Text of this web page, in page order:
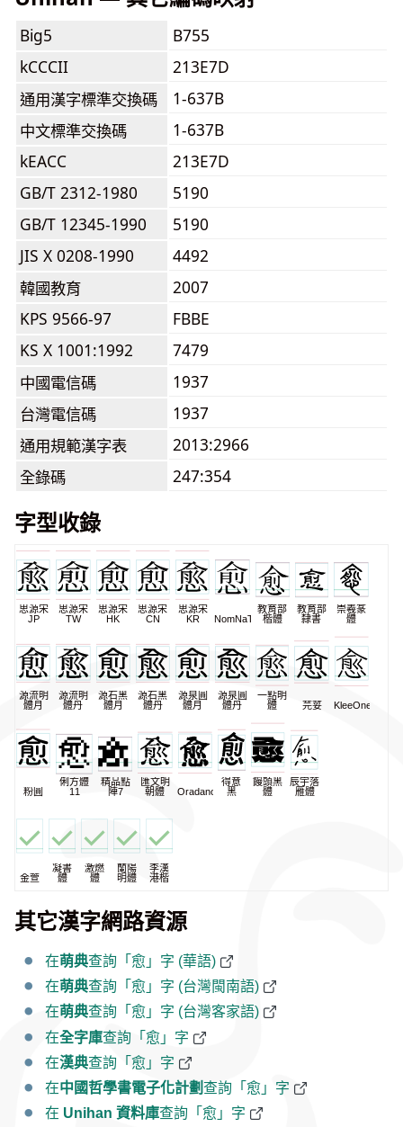
Big5
B755
kCCCII
213E7D
通用漢字標準交換碼
1-637B
中文標準交換碼
1-637B
kEACC
213E7D
GB/T 2312-1980
5190
GB/T 12345-1990
5190
JIS X 0208-1990
4492
韓國教育
2007
KPS 9566-97
FBBE
KS X 1001:1992
7479
中國電信碼
1937
台灣電信碼
1937
通用規範漢字表
2013:2966
全錄碼
247:354
字型收錄
思源宋
JP
思源宋
TW
思源宋
HK
思源宋
CN
思源宋
KR
NomNaTong
教育部
楷體
教育部
隸書
崇羲篆
體
源流明
體月
源流明
體丹
源石黑
體月
源石黑
體丹
源泉圓
體月
源泉圓
體丹
一點明
體
芫荽 KleeOne
粉圓
俐方體
11
精品點
陣7
匯文明
朝體
Oradano
得意
黑
饅頭黑
體
辰宇落
雁體
金萱
凝書
體
激燃
體
蘭陽
明體
李漢
港楷
其它漢字網路資源
在萌典查詢「愈」字 (華語)
在萌典查詢「愈」字 (台灣閩南語)
在萌典查詢「愈」字 (台灣客家語)
在全字庫查詢「愈」字
在漢典查詢「愈」字
在中國哲學書電子化計劃查詢「愈」字
在 Unihan 資料庫查詢「愈」字